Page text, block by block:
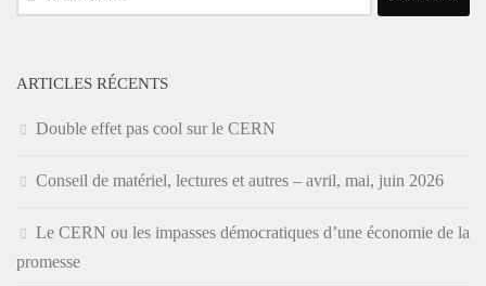
ARTICLES RÉCENTS
Double effet pas cool sur le CERN
Conseil de matériel, lectures et autres – avril, mai, juin 2026
Le CERN ou les impasses démocratiques d’une économie de la
promesse